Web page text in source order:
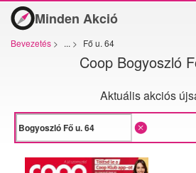
Minden Akció
Bevezetés > ... > Fő u. 64
Coop Bogyoszló
Aktuális akciós